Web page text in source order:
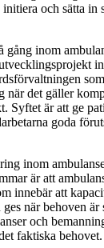
och sätta in
gång inom
när det gäller
Syftet är att ge
goda
inom
är att
innebär att
när behoven
och
faktiska behovet.